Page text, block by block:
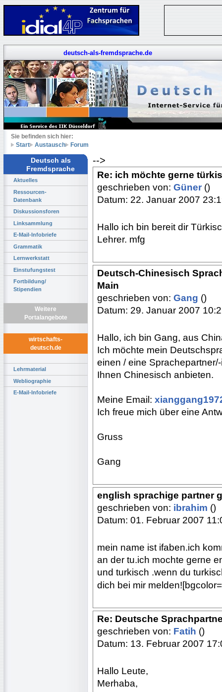
deutsch-als-fremdsprache.de
Sie befinden sich hier:
Start
Austausch Forum
Deutsch als
Fremdsprache
Aktuelles
Ressourcen-
Datenbank
Diskussionsforen
Linksammlung
E-Mail-Infobriefe
Grammatik
Lernwerkstatt
Einstufungstest
Fortbildung/
Stipendien
Weitere
Portalangebote
wirtschafts-
deutsch.de
Lehrmaterial
Webliographie
E-Mail-Infobriefe
-->
Re: ich möchte gerne
geschrieben von: Güner ()
Datum: 22. Januar 2007
Hallo ich bin bereit dir
Lehrer. mfg
Deutsch-Chinesisch
Main
geschrieben von: Gang ()
Datum: 29. Januar 2007
Hallo, ich bin Gang, aus
Ich möchte mein
einen / eine
Ihnen Chinesisch anbieten.
Meine Email:
Ich freue mich über eine
Gruss
Gang
english sprachige partner
geschrieben von: ibrahim ()
Datum: 01. Februar 2007
mein name ist ifaben.ich
an der tu.ich mochte gerne
und turkisch .wenn du
dich bei mir
Re: Deutsche
geschrieben von: Fatih ()
Datum: 13. Februar 2007
Hallo Leute,
Merhaba,